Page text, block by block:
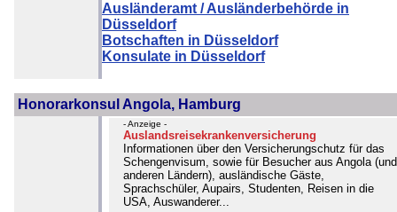
Ausländeramt / Ausländerbehörde in
Düsseldorf
Botschaften in Düsseldorf
Konsulate in Düsseldorf
Honorarkonsul Angola, Hamburg
- Anzeige -
Auslandsreisekrankenversicherung
Informationen über den Versicherungschutz für das
Schengenvisum, sowie für Besucher aus Angola (und
anderen Ländern), ausländische Gäste,
Sprachschüler, Aupairs, Studenten, Reisen in die
USA, Auswanderer...